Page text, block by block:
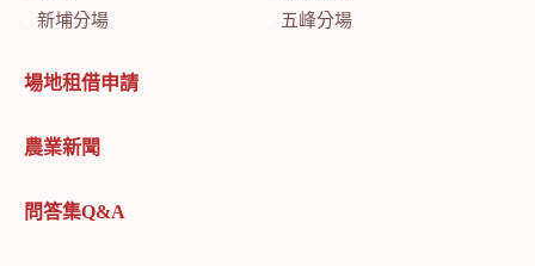
新埔分場
五峰分場
場地租借申請
農業新聞
問答集Q&A